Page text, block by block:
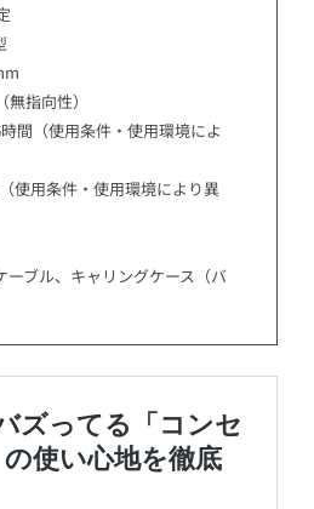
指向性）
間（使用条件・使用環境によ
使用条件・使用環境により異
ーブル、キャリングケース（バ